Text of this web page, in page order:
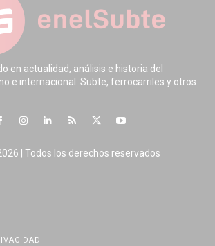
en actualidad, análisis e historia del
e internacional. Subte, ferrocarriles y otros
| Todos los derechos reservados